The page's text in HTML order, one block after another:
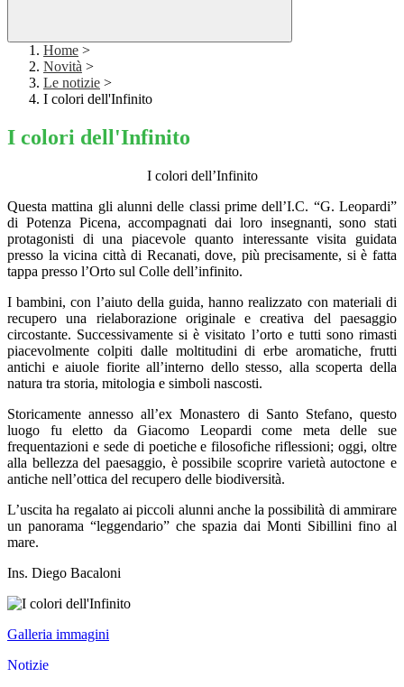
Home >
Novità >
Le notizie >
I colori dell'Infinito
I colori dell'Infinito
I colori dell’Infinito
Questa mattina gli alunni delle classi prime dell’I.C. “G. Leopardi”
di Potenza Picena, accompagnati dai loro insegnanti, sono stati
protagonisti di una piacevole quanto interessante visita guidata
presso la vicina città di Recanati, dove, più precisamente, si è fatta
tappa presso l’Orto sul Colle dell’infinito.
I bambini, con l’aiuto della guida, hanno realizzato con materiali di
recupero una rielaborazione originale e creativa del paesaggio
circostante. Successivamente si è visitato l’orto e tutti sono rimasti
piacevolmente colpiti dalle moltitudini di erbe aromatiche, frutti
antichi e aiuole fiorite all’interno dello stesso, alla scoperta della
natura tra storia, mitologia e simboli nascosti.
Storicamente annesso all’ex Monastero di Santo Stefano, questo
luogo fu eletto da Giacomo Leopardi come meta delle sue
frequentazioni e sede di poetiche e filosofiche riflessioni; oggi, oltre
alla bellezza del paesaggio, è possibile scoprire varietà autoctone e
antiche nell’ottica del recupero delle biodiversità.
L’uscita ha regalato ai piccoli alunni anche la possibilità di ammirare
un panorama “leggendario” che spazia dai Monti Sibillini fino al
mare.
Ins. Diego Bacaloni
Galleria immagini
Notizie